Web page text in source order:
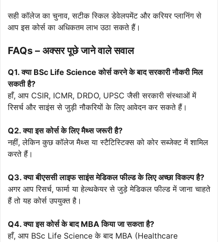
सही कॉलेज का चुनाव, सटीक स्किल डेवेलपमेंट और करियर प्लानिंग से
आप इस कोर्स का अधिकतम लाभ उठा सकते हैं।
FAQs – अक्सर पूछे जाने वाले सवाल
Q1. क्या BSc Life Science कोर्स करने के बाद सरकारी नौकरी मिल
सकती है?
हाँ, आप CSIR, ICMR, DRDO, UPSC जैसी सरकारी संस्थाओं में
रिसर्च और साइंस से जुड़ी नौकरियों के लिए आवेदन कर सकते हैं।
Q2. क्या इस कोर्स के लिए मैथ्स जरूरी है?
नहीं, लेकिन कुछ कॉलेज मैथ्स या स्टैटिस्टिक्स को कोर सब्जेक्ट में शामिल
करते हैं।
Q3. क्या बीएससी लाइफ साइंस मेडिकल फील्ड के लिए अच्छा विकल्प है?
अगर आप रिसर्च, फार्मा या हेल्थकेयर से जुड़े मेडिकल फील्ड में जाना चाहते
हैं तो यह कोर्स उपयुक्त है।
Q4. क्या इस कोर्स के बाद MBA किया जा सकता है?
हाँ, आप BSc Life Science के बाद MBA (Healthcare